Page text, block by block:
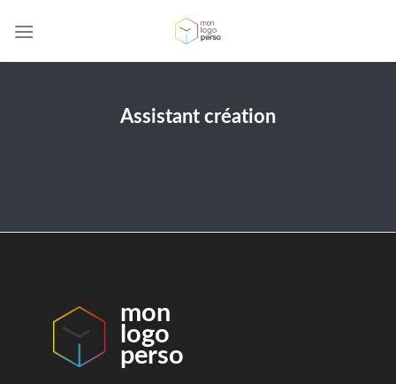
Assistant création
mon
logo
perso